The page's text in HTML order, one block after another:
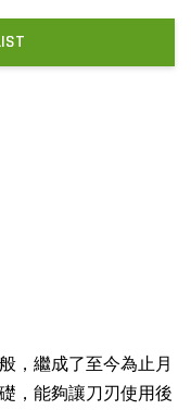
，繼成了至今為止月
，能夠讓刀刃使用後